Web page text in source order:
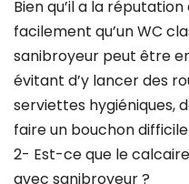
Bien qu’il a la
facilement qu’un WC
sanibroyeur peut être
évitant d’y lancer des
serviettes hygiéniques,
faire un bouchon
2- Est-ce que le
avec sanibroyeur ?